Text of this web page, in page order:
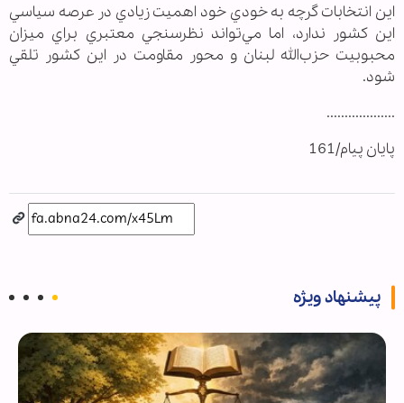
اين انتخابات گرچه به خودي خود اهميت زيادي در عرصه سياسي
اين كشور ندارد، اما مي‌تواند نظرسنجي معتبري براي ميزان
محبوبيت حزب‌الله لبنان و محور مقاومت در اين كشور تلقي
شود.
...................
پایان پیام/161
پیشنهاد ویژه